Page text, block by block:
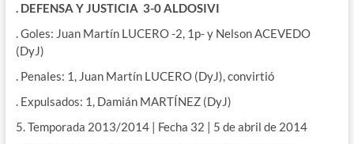
. DEFENSA Y JUSTICIA 3-0 ALDOSIVI
. Goles: Juan Martín LUCERO -2, 1p- y Nelson ACEVEDO
(DyJ)
. Penales: 1, Juan Martín LUCERO (DyJ), convirtió
. Expulsados: 1, Damián MARTÍNEZ (DyJ)
5. Temporada 2013/2014 | Fecha 32 | 5 de abril de 2014